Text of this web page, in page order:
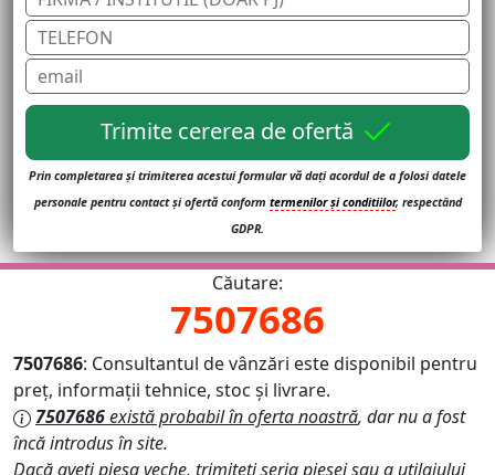
Trimite cererea de ofertă
Prin completarea și trimiterea acestui formular vă dați acordul de a folosi datele
personale pentru contact și ofertă conform termenilor și conditiilor, respectând
GDPR.
Căutare:
7507686
7507686: Consultantul de vânzări este disponibil pentru
preț, informații tehnice, stoc și livrare.
7507686există probabil în oferta noastră, dar nu a fost
încă introdus în site.
Dacă aveți piesa veche, trimiteți seria piesei sau a utilajului